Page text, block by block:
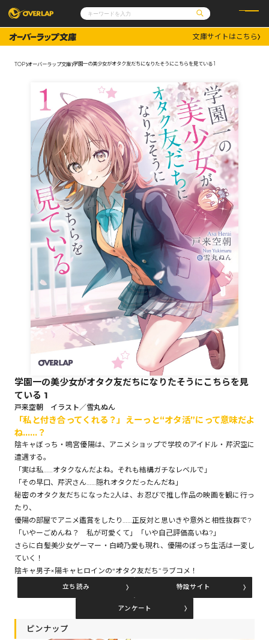
コミックガルド
コミッククリエ
文庫
ノベルス
コミックエッセイ
ポケットモンスター
アニメ
ゲーム
通販・NEWS
OVERLAP STORE
オーバーラップ広報室
企業
会社概要
採用情報
アクセス
オーバーラップホールディングス
お問い合わせはこちら
オーバーラップ文庫
オーバーラップノベルス
オーバーラップノベルスf
ロサージュノベルス
コミックガルド
コミッククリエ
コミックパルフェ
コミックエッセイ
閉じる
文庫サイトはこちら
TOP オーバーラップ文庫 学園一の美少女がオタク友だちになりたそうにこちらを見ている 1
学園一の美少女がオタク友だちになりたそうにこちらを見
ている 1
戸来空朝 イラスト／雪丸ぬん
「私と付き合ってくれる？」えーっと“オタ活”にって意味だよ
ね……？
陰キャぼっち・鳴宮優陽は、アニメショップで学校のアイドル・芹沢空に
遭遇する。
「実は私……オタクなんだよね。それも結構ガチなレベルで」
「その早口、芹沢さん……隠れオタクだったんだね」
秘密のオタク友だちになった2人は、お忍びで推し作品の映画を観に行っ
たり、
優陽の部屋でアニメ鑑賞をしたり……正反対と思いきや意外と相性抜群で?
「いやーごめんね？ 私が可愛くて」「いや自己評価高いね?」
さらに白髪美少女ゲーマー・白崎乃愛も現れ、優陽のぼっち生活は一変し
ていく！
陰キャ男子×陽キャヒロインの“オタク友だち”ラブコメ！
立ち読み 特設サイト
アンケート
ピンナップ